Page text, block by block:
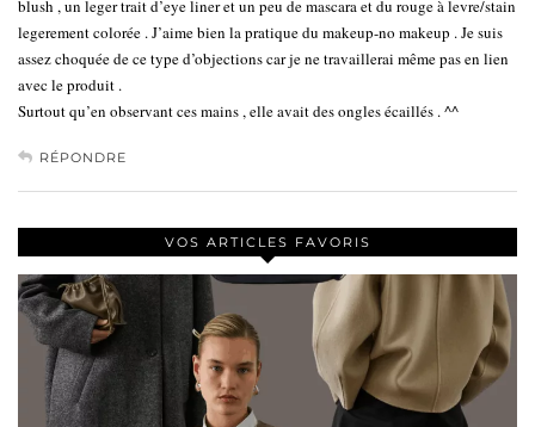
blush , un leger trait d’eye liner et un peu de mascara et du rouge à levre/stain
legerement colorée . J’aime bien la pratique du makeup-no makeup . Je suis
assez choquée de ce type d’objections car je ne travaillerai même pas en lien
avec le produit .
Surtout qu’en observant ces mains , elle avait des ongles écaillés . ^^
RÉPONDRE
VOS ARTICLES FAVORIS